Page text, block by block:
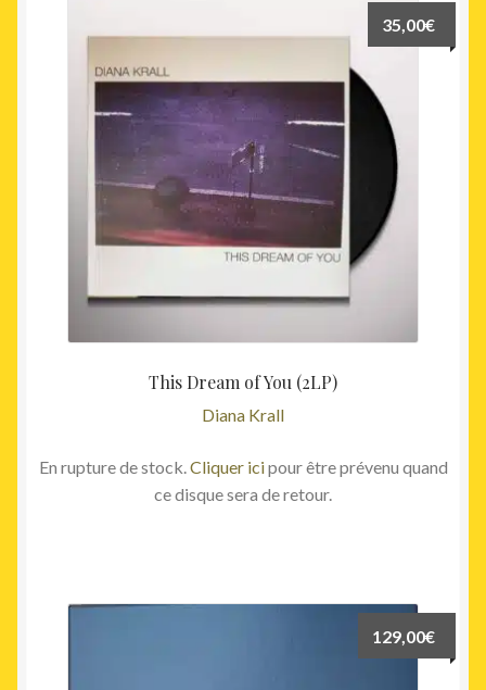
This Dream of You (2LP)
Diana Krall
35,00€
En rupture de stock. Cliquer icipour être prévenu quand
ce disque sera de retour.
129,00€